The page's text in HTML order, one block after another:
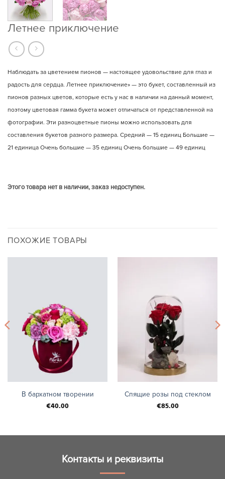
Летнее приключение
Наблюдать за цветением пионов — настоящее удовольствие для глаз и
радость для сердца. Летнее приключение» — это букет, составленный из
пионов разных цветов, которые есть у нас в наличии на данный момент,
поэтому цветовая гамма букета может отличаться от представленной на
фотографии. Эти разноцветные пионы можно использовать для
составления букетов разного размера. Средний — 15 единиц Большие —
21 единица Очень большие — 35 единиц Очень большие — 49 единиц
Этого товара нет в наличии, заказ недоступен.
ПОХОЖИЕ ТОВАРЫ
В бархатном творении
€40.00
Спящие розы под стеклом
€85.00
Контакты и реквизиты